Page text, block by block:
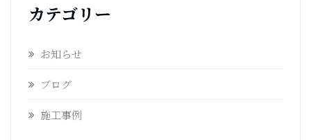
カテゴリー
お知らせ
ブログ
施工事例